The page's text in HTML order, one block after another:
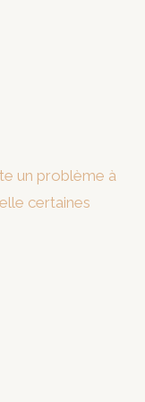
un problème à
certaines